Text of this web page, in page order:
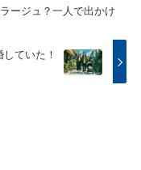
ージュ？一人で出かけ
ていた！